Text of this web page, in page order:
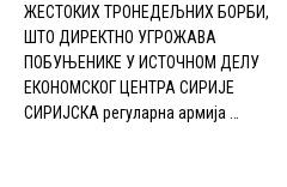
ЖЕСТОКИХ ТРОНЕДЕЉНИХ БОРБИ,
ШТО ДИРЕКТНО УГРОЖАВА
ПОБУЊЕНИКЕ У ИСТОЧНОМ ДЕЛУ
ЕКОНОМСКОГ ЦЕНТРА СИРИЈЕ
СИРИЈСКА регуларна армија …